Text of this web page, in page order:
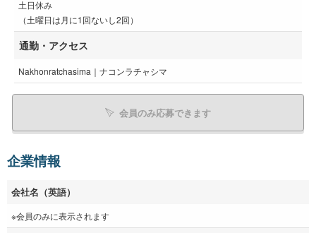
土日休み
（土曜日は月に1回ないし2回）
通勤・アクセス
Nakhonratchasima｜ナコンラチャシマ
会員のみ応募できます
企業情報
会社名（英語）
※会員のみに表示されます